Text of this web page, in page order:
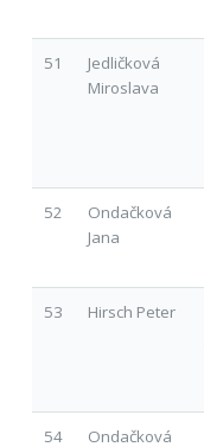
51
Jedličková
Miroslava
52
Ondačková
Jana
53 Hirsch Peter
54 Ondačková